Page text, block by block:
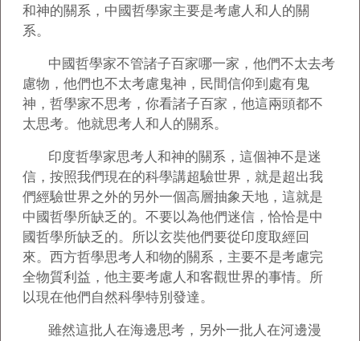
和神的關系，中國哲學家主要是考慮人和人的關
系。
中國哲學家不管諸子百家哪一家，他們不太去考
慮物，他們也不太考慮鬼神，民間信仰到處有鬼
神，哲學家不思考，你看諸子百家，他這兩頭都不
太思考。他就思考人和人的關系。
印度哲學家思考人和神的關系，這個神不是迷
信，按照我們現在的科學講超驗世界，就是超出我
們經驗世界之外的另外一個高層抽象天地，這就是
中國哲學所缺乏的。不要以為他們迷信，恰恰是中
國哲學所缺乏的。所以玄奘他們要從印度取經回
來。西方哲學思考人和物的關系，主要不是考慮完
全物質利益，他主要考慮人和客觀世界的事情。所
以現在他們自然科學特別發達。
雖然這批人在海邊思考，另外一批人在河邊漫